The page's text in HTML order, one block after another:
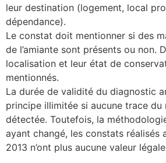
leur destination (logement, local
dépendance).
Le constat doit mentionner si des
de l’amiante sont présents ou non.
localisation et leur état de
mentionnés.
La durée de validité du diagnostic
principe illimitée si aucune trace du
détectée. Toutefois, la
ayant changé, les constats réalisés
2013 n’ont plus aucune valeur